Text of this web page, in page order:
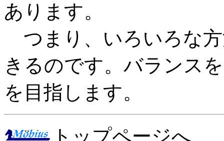
あります。
つまり、いろいろな
きるのです。バランス
を目指します。
トップページへ